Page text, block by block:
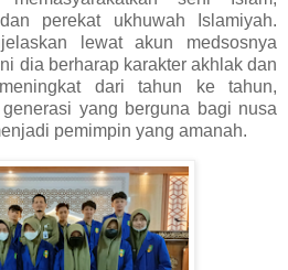
perekat ukhuwah Islamiyah.
lewat akun medsosnya
dia berharap karakter akhlak dan
dari tahun ke tahun,
yang berguna bagi nusa
pemimpin yang amanah.